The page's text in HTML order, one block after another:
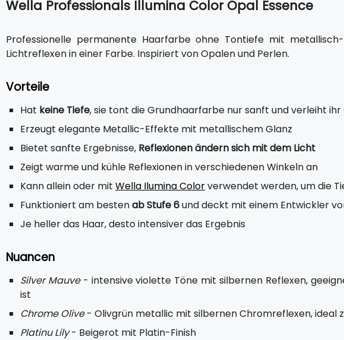
Wella Professionals Illumina Color Opal Essence
Professionelle permanente Haarfarbe ohne Tontiefe mit
Lichtreflexen in einer Farbe. Inspiriert von Opalen und Perlen.
Vorteile
Hat keine Tiefe, sie tont die Grundhaarfarbe nur sanft und verleiht ihr
Erzeugt elegante Metallic-Effekte mit metallischem Glanz
Bietet sanfte Ergebnisse, Reflexionen ändern sich mit dem Licht
Zeigt warme und kühle Reflexionen in verschiedenen Winkeln an
Kann allein oder mit Wella Ilumina Colorverwendet werden, um die
Funktioniert am bestenab Stufe 6und deckt mit einem Entwickler
Je heller das Haar, desto intensiver das Ergebnis
Nuancen
Silver Mauve- intensive violette Töne mit silbernen Reflexen,
ist
Chrome Olive- Olivgrün metallic mit silbernen Chromreflexen, ideal
Platinu Lily- Beigerot mit Platin-Finish